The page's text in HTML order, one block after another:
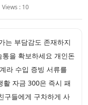
Views : 10
는 부담감도 존재하지
을 확보하세요 개인돈
라 수입 증빙 서류를
활 자금 300은 즉시 패
구들에게 구차하게 사